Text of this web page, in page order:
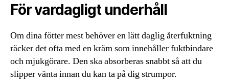
För vardagligt underhåll
Om dina fötter mest behöver en lätt daglig återfuktning
räcker det ofta med en kräm som innehåller fuktbindare
och mjukgörare. Den ska absorberas snabbt så att du
slipper vänta innan du kan ta på dig strumpor.